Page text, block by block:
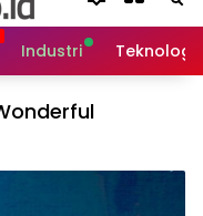
Industri Teknologi